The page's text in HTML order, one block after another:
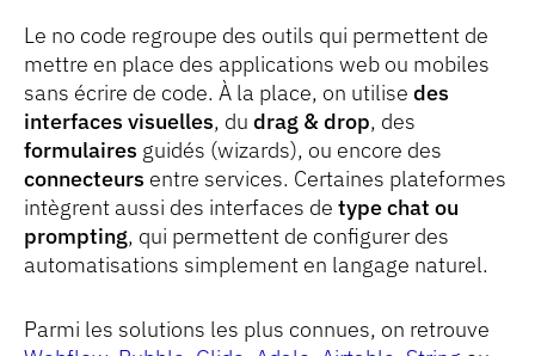
Le no code regroupe des outils qui permettent de
mettre en place des applications web ou mobiles
sans écrire de code. À la place, on utilise des
interfaces visuelles, du drag & drop, des
formulaires guidés (wizards), ou encore des
connecteurs entre services. Certaines plateformes
intègrent aussi des interfaces de type chat ou
prompting, qui permettent de configurer des
automatisations simplement en langage naturel.
Parmi les solutions les plus connues, on retrouve